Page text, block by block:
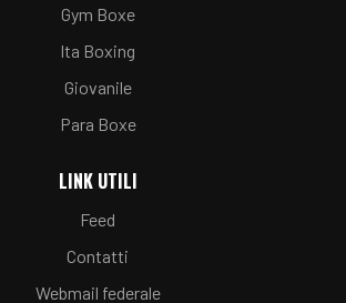
Gym Boxe
Ita Boxing
Giovanile
Para Boxe
LINK UTILI
Feed
Contatti
Webmail federale